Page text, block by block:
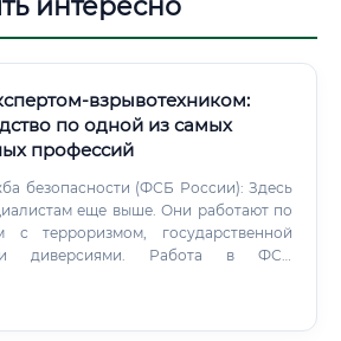
интересно
взрывотехником:
по одной из самых
профессий
безопасности (ФСБ России): Здесь
еще выше. Они работают по
с терроризмом, государственной
и диверсиями. Работа в ФСБ